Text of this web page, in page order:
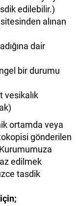
edilebilir.)
alınan
dair
bir durumu
vesikalık
ortamda veya
gönderilen
edilmek
tasdik